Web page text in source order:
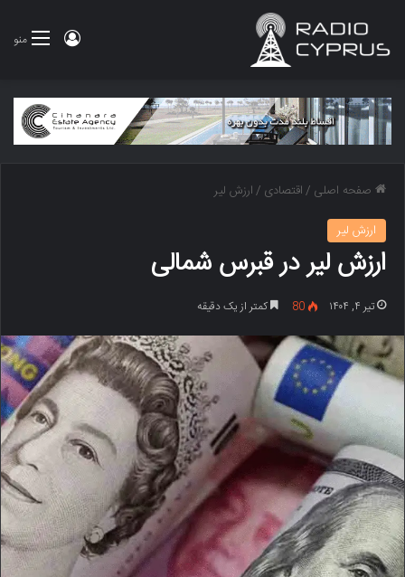
منو ورود
صفحه اصلی /اقتصادی /ارزش لیر
ارزش لیر
ارزش لیر در قبرس شمالی
تیر ۴, ۱۴۰۴ 80 کمتر از یک دقیقه